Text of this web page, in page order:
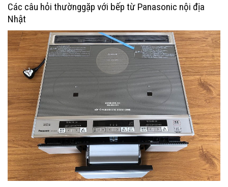
Các câu hỏi thườnggặp với bếp từ Panasonic nội địa
Nhật